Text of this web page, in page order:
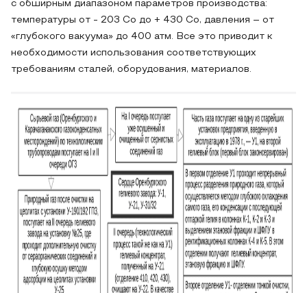
с обширным диапазоном параметров производства:
температуры от - 203 Со до + 430 Cо, давления – от
«глубокого вакуума» до 400 атм. Все это приводит к
необходимости использования соответствующих
требованиям сталей, оборудования, материалов.